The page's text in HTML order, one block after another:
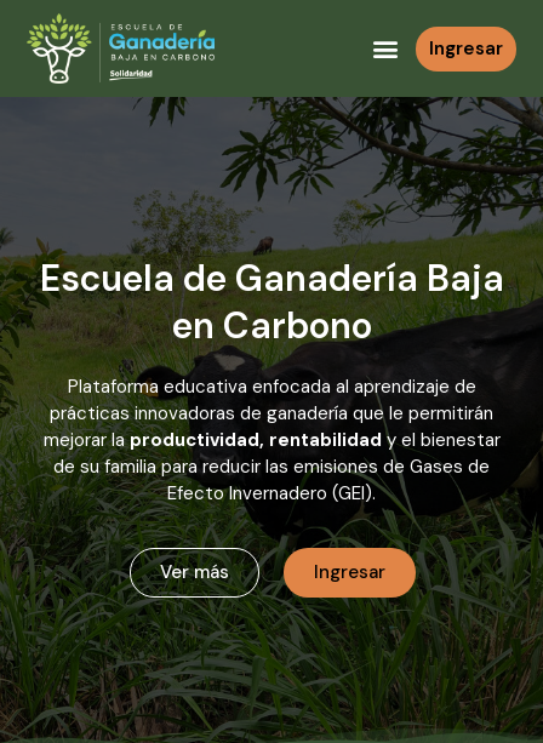
Ingresar
Escuela de Ganadería Baja
en Carbono
Plataforma educativa enfocada al aprendizaje de
prácticas innovadoras de ganadería que le permitirán
mejorar laproductividad, rentabilidady el bienestar
de su familia para reducir las emisiones de Gases de
Efecto Invernadero (GEI).
Ver más Ingresar